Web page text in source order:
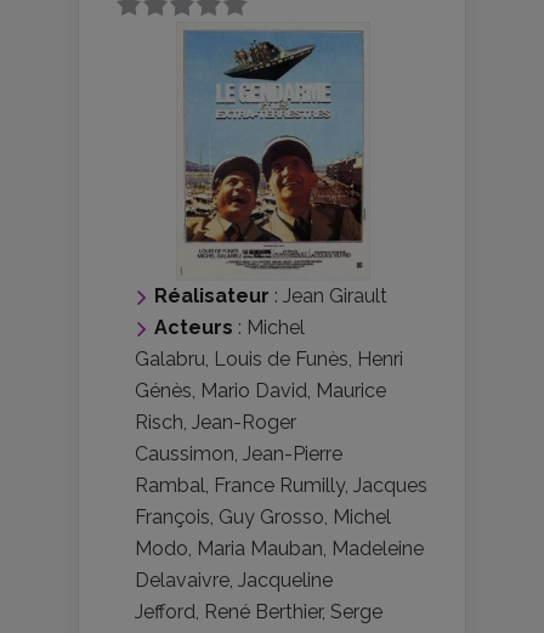
Réalisateur : Jean Girault
Acteurs : Michel
Galabru, Louis de Funès, Henri
Génès, Mario David, Maurice
Risch, Jean-Roger
Caussimon, Jean-Pierre
Rambal, France Rumilly, Jacques
François, Guy Grosso, Michel
Modo, Maria Mauban, Madeleine
Delavaivre, Jacqueline
Jefford, René Berthier, Serge